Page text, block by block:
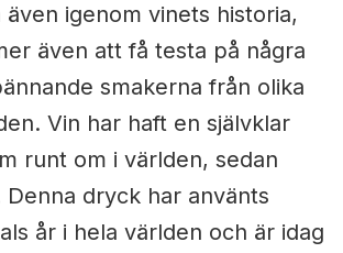
igenom vinets historia,
även att få testa på några
smakerna från olika
Vin har haft en självklar
runt om i världen, sedan
Denna dryck har använts
år i hela världen och är idag